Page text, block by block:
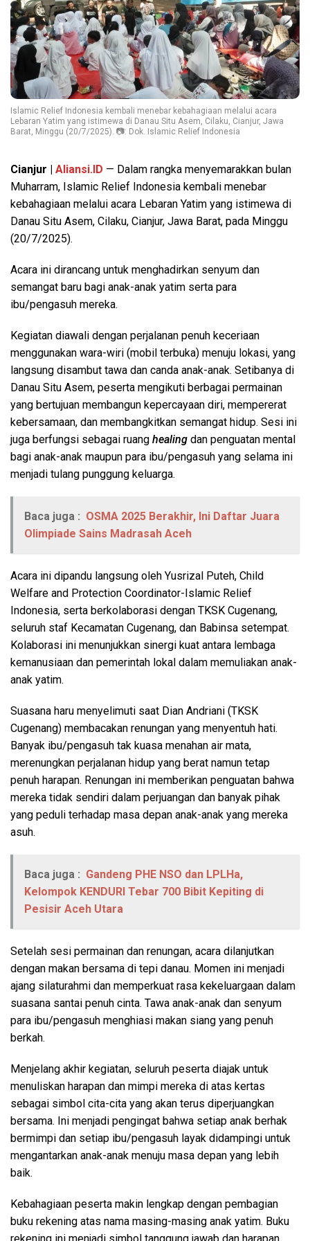
Islamic Relief Indonesia kembali menebar kebahagiaan melalui acara
Lebaran Yatim yang istimewa di Danau Situ Asem, Cilaku, Cianjur, Jawa
Barat, Minggu (20/7/2025). 📷: Dok. Islamic Relief Indonesia
Cianjur | Aliansi.ID — Dalam rangka menyemarakkan bulan
Muharram, Islamic Relief Indonesia kembali menebar
kebahagiaan melalui acara Lebaran Yatim yang istimewa di
Danau Situ Asem, Cilaku, Cianjur, Jawa Barat, pada Minggu
(20/7/2025).
Acara ini dirancang untuk menghadirkan senyum dan
semangat baru bagi anak-anak yatim serta para
ibu/pengasuh mereka.
Kegiatan diawali dengan perjalanan penuh keceriaan
menggunakan wara-wiri (mobil terbuka) menuju lokasi, yang
langsung disambut tawa dan canda anak-anak. Setibanya di
Danau Situ Asem, peserta mengikuti berbagai permainan
yang bertujuan membangun kepercayaan diri, mempererat
kebersamaan, dan membangkitkan semangat hidup. Sesi ini
juga berfungsi sebagai ruang healing dan penguatan mental
bagi anak-anak maupun para ibu/pengasuh yang selama ini
menjadi tulang punggung keluarga.
Baca juga : OSMA 2025 Berakhir, Ini Daftar Juara
Olimpiade Sains Madrasah Aceh
Acara ini dipandu langsung oleh Yusrizal Puteh, Child
Welfare and Protection Coordinator-Islamic Relief
Indonesia, serta berkolaborasi dengan TKSK Cugenang,
seluruh staf Kecamatan Cugenang, dan Babinsa setempat.
Kolaborasi ini menunjukkan sinergi kuat antara lembaga
kemanusiaan dan pemerintah lokal dalam memuliakan anak-
anak yatim.
Suasana haru menyelimuti saat Dian Andriani (TKSK
Cugenang) membacakan renungan yang menyentuh hati.
Banyak ibu/pengasuh tak kuasa menahan air mata,
merenungkan perjalanan hidup yang berat namun tetap
penuh harapan. Renungan ini memberikan penguatan bahwa
mereka tidak sendiri dalam perjuangan dan banyak pihak
yang peduli terhadap masa depan anak-anak yang mereka
asuh.
Baca juga : Gandeng PHE NSO dan LPLHa,
Kelompok KENDURI Tebar 700 Bibit Kepiting di
Pesisir Aceh Utara
Setelah sesi permainan dan renungan, acara dilanjutkan
dengan makan bersama di tepi danau. Momen ini menjadi
ajang silaturahmi dan memperkuat rasa kekeluargaan dalam
suasana santai penuh cinta. Tawa anak-anak dan senyum
para ibu/pengasuh menghiasi makan siang yang penuh
berkah.
Menjelang akhir kegiatan, seluruh peserta diajak untuk
menuliskan harapan dan mimpi mereka di atas kertas
sebagai simbol cita-cita yang akan terus diperjuangkan
bersama. Ini menjadi pengingat bahwa setiap anak berhak
bermimpi dan setiap ibu/pengasuh layak didampingi untuk
mengantarkan anak-anak menuju masa depan yang lebih
baik.
Kebahagiaan peserta makin lengkap dengan pembagian
buku rekening atas nama masing-masing anak yatim. Buku